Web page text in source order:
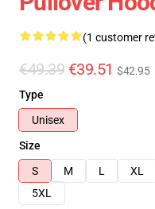
(1 customer
€49.39 €39.51 $42.95
Type
Unisex
Size
S
M L XL
5XL